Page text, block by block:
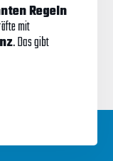
Regeln
mit
. Das gibt